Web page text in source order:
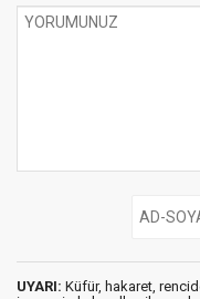
UYARI: Küfür, hakaret,